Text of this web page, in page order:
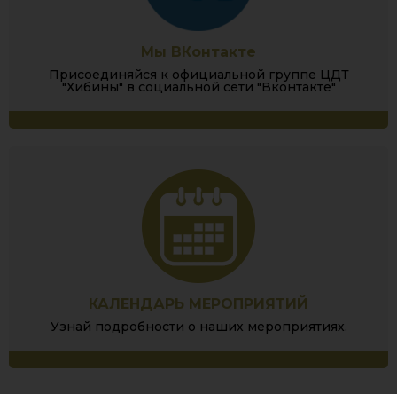
Мы ВКонтакте
Присоединяйся к официальной группе ЦДТ
"Хибины" в социальной сети "Вконтакте"
КАЛЕНДАРЬ МЕРОПРИЯТИЙ
Узнай подробности о наших мероприятиях.